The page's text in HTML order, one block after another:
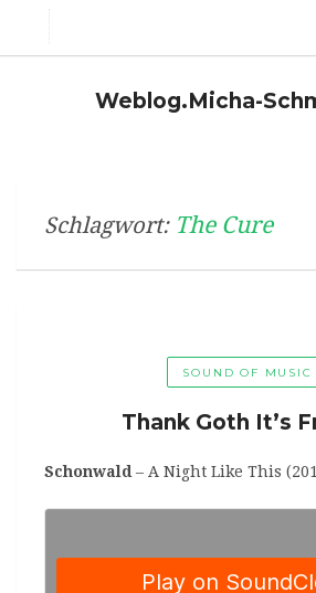
Weblog.Micha-
Schlagwort: The Cure
SOUND OF MUSIC
Thank Goth It’s
Schonwald – A Night Like This